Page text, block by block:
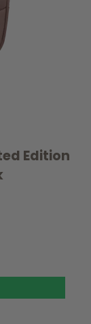
Edition